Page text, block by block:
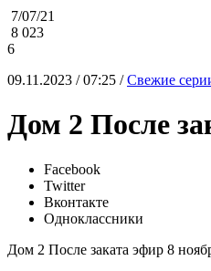
7/07/21
8 023
6
09.11.2023 / 07:25 /Свежие
Дом 2 После
Facebook
Twitter
Вконтакте
Одноклассники
Дом 2 После заката эфир 8